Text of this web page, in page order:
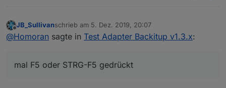
Offline
JB_Sullivanschrieb am 5. Dez. 2019, 20:07
zuletzt editiert von
@Homoran sagte in Test Adapter Backitup v1.3.x:
mal F5 oder STRG-F5 gedrückt